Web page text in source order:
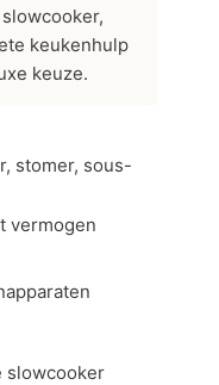
keukenhulp
keuze.
stomer, sous-
vermogen
slowcooker